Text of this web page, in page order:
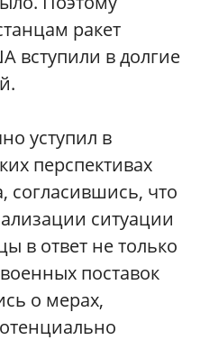
ракет
вступили в долгие
уступил в
перспективах
согласившись, что
ситуации
в ответ не только
поставок
о мерах,